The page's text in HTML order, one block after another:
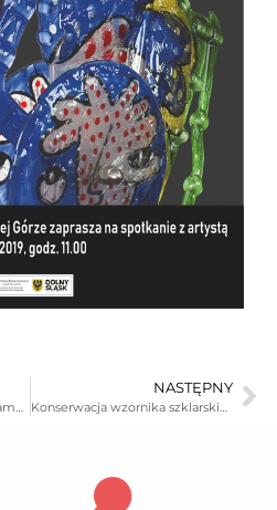
7. edycja Wizji Szkła. Zapraszamy serdecznie na nową wystawę w Galerii na Górze!
NASTĘPNY
Konserwacja wzornika szklarskiego oraz starodruków ze zbiorów Muzeum Karkonoskiego w Jeleniej Górze